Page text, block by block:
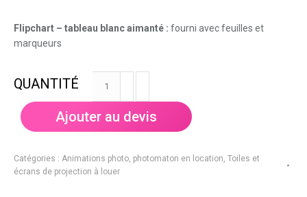
Flipchart – tableau blanc aimanté : fourni avec feuilles et
marqueurs
blanc
aimanté
Ajouter au devis
Catégories : Animations photo, photomaton en location Toiles et
écrans de projection à louer